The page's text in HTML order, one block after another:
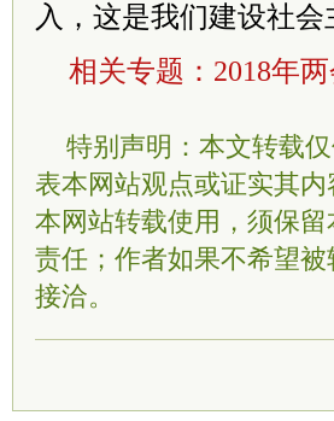
入，这是我们建设社会
相关专题： 2018年
特别声明：本文转载
表本网站观点或证实其
本网站转载使用，须保
责任；作者如果不希望
接洽。